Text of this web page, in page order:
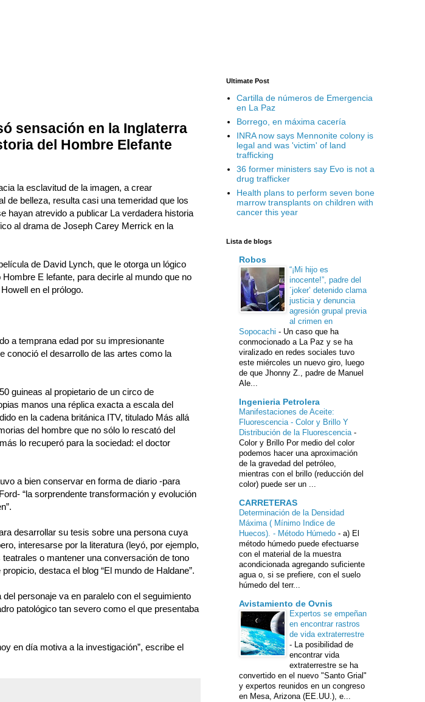
sensación en la Inglaterra
del Hombre Elefante
la esclavitud de la imagen, a crear
de belleza, resulta casi una temeridad que los
hayan atrevido a publicar La verdadera historia
al drama de Joseph Carey Merrick en la
de David Lynch, que le otorga un lógico
E lefante, para decirle al mundo que no
en el prólogo.
a temprana edad por su impresionante
conoció el desarrollo de las artes como la
guineas al propietario de un circo de
manos una réplica exacta a escala del
en la cadena británica ITV, titulado Más allá
del hombre que no sólo lo rescató del
lo recuperó para la sociedad: el doctor
a bien conservar en forma de diario -para
“la sorprendente transformación y evolución
desarrollar su tesis sobre una persona cuya
interesarse por la literatura (leyó, por ejemplo,
o mantener una conversación de tono
destaca el blog “El mundo de Haldane”.
personaje va en paralelo con el seguimiento
patológico tan severo como el que presentaba
en día motiva a la investigación”, escribe el
Ultimate Post
Cartilla de números de Emergencia
en La Paz
Borrego, en máxima cacería
INRA now says Mennonite colony is
legal and was 'victim' of land
trafficking
36 former ministers say Evo is not a
drug trafficker
Health plans to perform seven bone
marrow transplants on children with
cancer this year
Lista de blogs
Robos
“¡Mi hijo es
inocente!”, padre del
´joker’ detenido clama
justicia y denuncia
agresión grupal previa
al crimen en
Sopocachi - Un caso que ha
conmocionado a La Paz y se ha
viralizado en redes sociales tuvo
este miércoles un nuevo giro, luego
de que Jhonny Z., padre de Manuel
Ale...
Ingenieria Petrolera
Manifestaciones de Aceite:
Fluorescencia - Color y Brillo Y
Distribución de la Fluorescencia -
Color y Brillo Por medio del color
podemos hacer una aproximación
de la gravedad del petróleo,
mientras con el brillo (reducción del
color) puede ser un ...
CARRETERAS
Determinación de la Densidad
Máxima ( Mínimo Indice de
Huecos). - Método Húmedo - a) El
método húmedo puede efectuarse
con el material de la muestra
acondicionada agregando suficiente
agua o, si se prefiere, con el suelo
húmedo del terr...
Avistamiento de Ovnis
Expertos se empeñan
en encontrar rastros
de vida extraterrestre
- La posibilidad de
encontrar vida
extraterrestre se ha
convertido en el nuevo "Santo Grial"
y expertos reunidos en un congreso
en Mesa, Arizona (EE.UU.), e...